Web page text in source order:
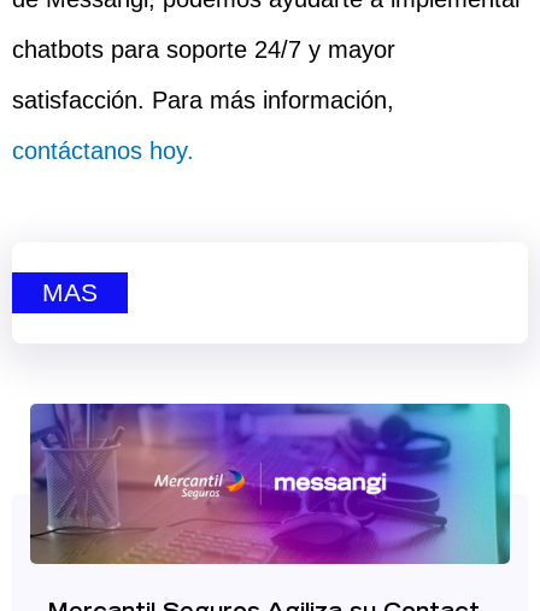
chatbots para soporte 24/7 y mayor
satisfacción. Para más información,
contáctanos hoy.
MAS